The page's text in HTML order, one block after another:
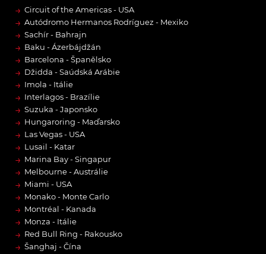
→ Circuit of the Americas - USA
→ Autódromo Hermanos Rodríguez - Mexiko
→ Sachír - Bahrajn
→ Baku - Ázerbájdžán
→ Barcelona - Španělsko
→ Džidda - Saúdská Arábie
→ Imola - Itálie
→ Interlagos - Brazílie
→ Suzuka - Japonsko
→ Hungaroring - Maďarsko
→ Las Vegas - USA
→ Lusail - Katar
→ Marina Bay - Singapur
→ Melbourne - Austrálie
→ Miami - USA
→ Monako - Monte Carlo
→ Montréal - Kanada
→ Monza - Itálie
→ Red Bull Ring - Rakousko
→ Šanghaj - Čína